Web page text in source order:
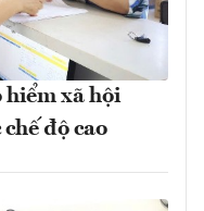
hiểm xã hội
độ cao